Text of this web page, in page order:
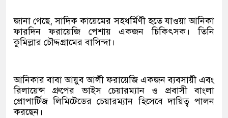
জানা গেছে, সাদিক কায়েমের সহধর্মিণী হতে যাওয়া আনিকা
ফারদিন ফরায়েজি পেশায় একজন চিকিৎসক। তিনি
কুমিল্লার চৌদ্দগ্রামের বাসিন্দা।
আনিকার বাবা আয়ুব আলী ফরায়েজি একজন ব্যবসায়ী এবং
রিলায়েন্স গ্রুপের ভাইস চেয়ারম্যান ও প্রবাসী বাংলা
প্রোপার্টিজ লিমিটেডের চেয়ারম্যান হিসেবে দায়িত্ব পালন
করছেন।